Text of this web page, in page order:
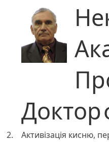
Доктор
2. Активізація кисню,